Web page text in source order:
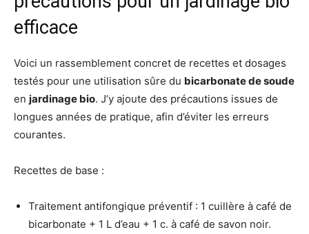
efficace
Voici un rassemblement concret de recettes et dosages
testés pour une utilisation sûre du bicarbonate de soude
en jardinage bio. J’y ajoute des précautions issues de
longues années de pratique, afin d’éviter les erreurs
courantes.
Recettes de base :
Traitement antifongique préventif : 1 cuillère à café de
bicarbonate + 1 L d’eau + 1 c. à café de savon noir.